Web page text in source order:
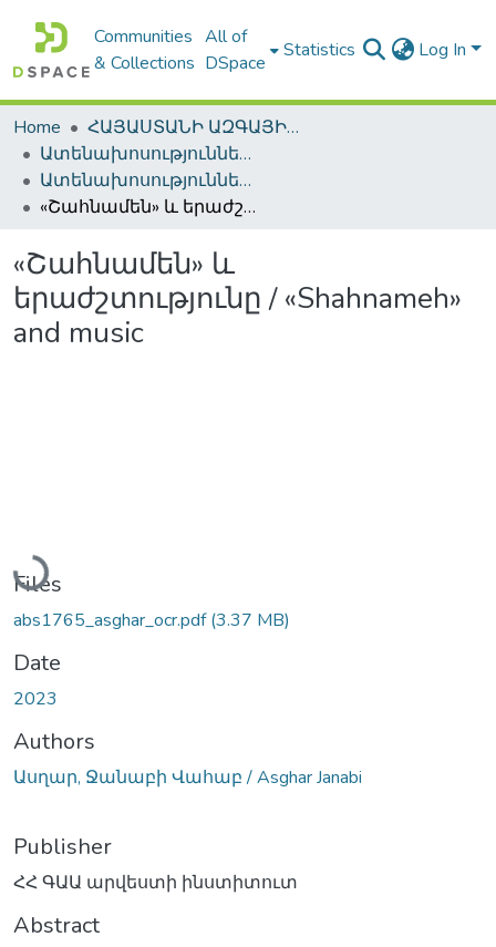
Communities
& Collections
All of
DSpace
Statistics Log In
Home
ՀԱՅԱՍՏԱՆԻ ԱԶԳԱՅԻՆ ԳՐԱԴԱՐԱՆԻ ԹՎԱՅԻՆ ՊԱՀՈՑ / DIGITAL REPOSITORY OF NLA
Ատենախոսություններ և սեղմագրեր / Theses & Abstracts
Ատենախոսություններ և սեղմագրեր / Theses & Abstracts
«Շահնամեն» և երաժշտությունը / «Shahnameh» and music
«Շահնամեն» և
երաժշտությունը / «Shahnameh»
and music
Loading...
Files
abs1765_asghar_ocr.pdf(3.37 MB)
Date
2023
Authors
Ասղար, Ջանաբի Վահաբ / Asghar Janabi
Publisher
ՀՀ ԳԱԱ արվեստի ինստիտուտ
Abstract